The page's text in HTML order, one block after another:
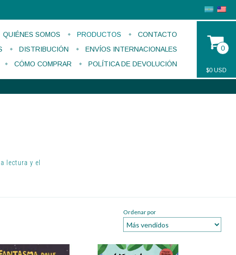
QUIÉNES SOMOS PRODUCTOS
CONTACTO
DISTRIBUCIÓN
ENVÍOS INTERNACIONALES
CÓMO COMPRAR
POLÍTICA DE DEVOLUCIÓN
0
$0 USD
lectura y el
Ordenar por